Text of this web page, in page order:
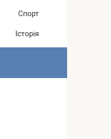
Спорт
Історія